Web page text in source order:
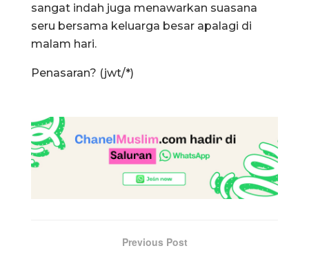
sangat indah juga menawarkan suasana
seru bersama keluarga besar apalagi di
malam hari.
Penasaran? (jwt/*)
Previous Post